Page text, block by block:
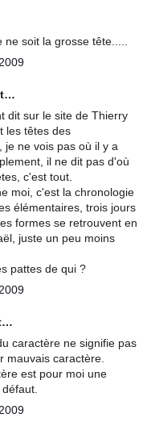
ne soit la grosse tête.....
dit sur le site de Thierry
les têtes des
je ne vois pas où il y a
il ne dit pas d'où
c'est tout.
moi, c'est la chronologie
élémentaires, trois jours
formes se retrouvent en
juste un peu moins
pattes de qui ?
caractère ne signifie pas
mauvais caractère.
est pour moi une